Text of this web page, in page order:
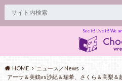
See it! Live it! We
HOME
ニュース／News
アーサ＆美鶴vs沙紀＆瑞希、さくら＆高梨